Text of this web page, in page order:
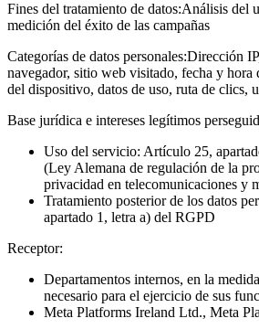
Fines del tratamiento de datos:Análisis del
medición del éxito de las campañas
Categorías de datos personales:Dirección
navegador, sitio web visitado, fecha y
del dispositivo, datos de uso, ruta de clics,
Base jurídica e intereses legítimos
Uso del servicio: Artículo 25,
(Ley Alemana de regulación de la
privacidad en telecomunicaciones y
Tratamiento posterior de los datos
apartado 1, letra a) del RGPD
Receptor:
Departamentos internos, en la
necesario para el ejercicio de sus
Meta Platforms Ireland Ltd., Meta